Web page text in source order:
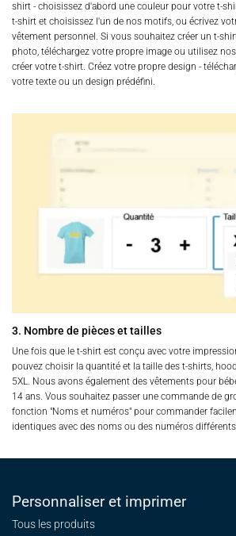
shirt - choisissez d'abord une couleur pour votre t-
t-shirt et choisissez l'un de nos motifs, ou écrivez
vêtement personnel. Si vous souhaitez créer un t-
photo, téléchargez votre propre image ou utilisez
créer votre t-shirt. Créez votre propre design -
votre texte ou un design prédéfini.
3. Nombre de pièces et tailles
Une fois que le t-shirt est conçu avec votre
pouvez choisir la quantité et la taille des t-shirts,
5XL. Nous avons également des vêtements pour
14 ans. Vous souhaitez passer une commande de
fonction "Noms et numéros" pour commander
identiques avec des noms ou des numéros
Personnaliser et imprimer
Tous les produits